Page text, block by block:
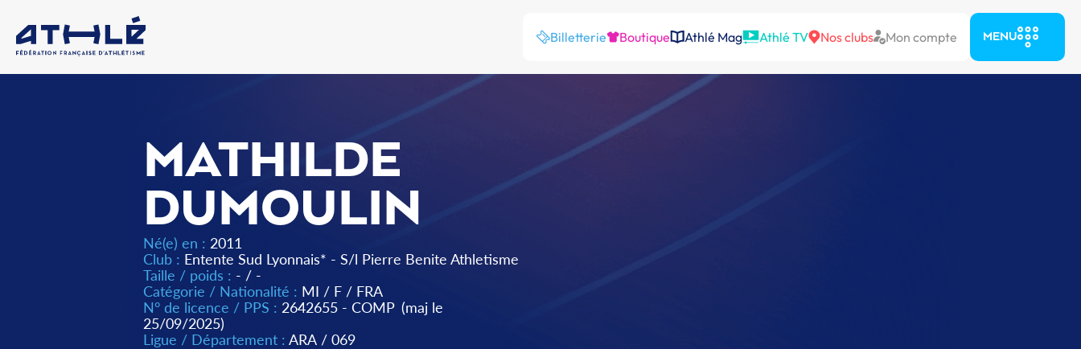
Billetterie Boutique Athlé Mag Athlé TV Nos clubs Mon compte MENU
MATHILDE
DUMOULIN
Né(e) en : 2011
Club : Entente Sud Lyonnais* - S/l Pierre Benite Athletisme
Taille / poids : - / -
Catégorie / Nationalité : MI / F / FRA
N° de licence / PPS : 2642655 - COMP (maj le
25/09/2025)
Ligue / Département :ARA / 069